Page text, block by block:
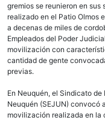
gremios se reunieron en
realizado en el Patio Olmos
a decenas de miles de
Empleados del Poder
movilización con
cantidad de gente
previas.
En Neuquén, el Sindicato
Neuquén (SEJUN) convocó
movilización realizada en la